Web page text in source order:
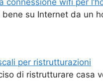
connessione wifi per
bene su Internet da un
per ristrutturazioni
di ristrutturare casa